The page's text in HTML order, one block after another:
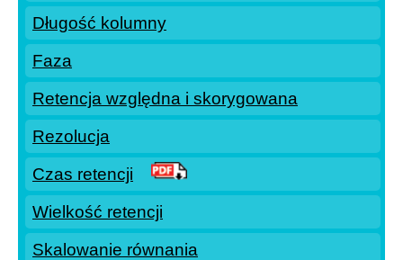
Długość kolumny
Faza
Retencja względna i skorygowana
Rezolucja
Czas retencji
Wielkość retencji
Skalowanie równania